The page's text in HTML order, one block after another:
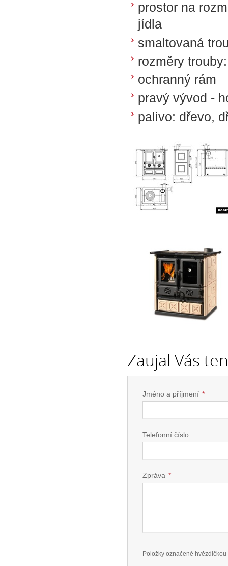
prostor na
jídla
smaltovaná
rozměry
ochranný rám
pravý vývod -
palivo: dřevo,
Zaujal Vás
Jméno a příjmení *
Telefonní číslo
Zpráva *
Položky označené hvězdičkou